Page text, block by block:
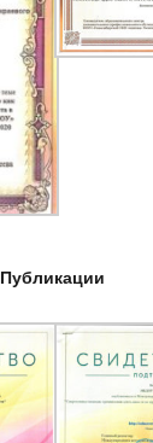
Публикации